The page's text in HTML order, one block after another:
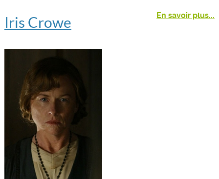
En savoir plus...
Iris Crowe